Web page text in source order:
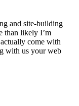
and site-building
than likely I’m
come with
with us your web